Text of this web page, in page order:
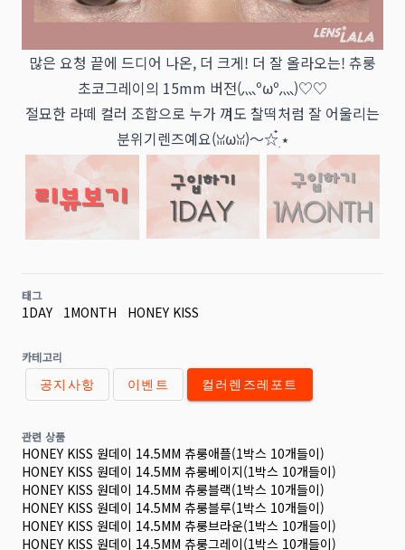
많은 요청 끝에 드디어 나온, 더 크게! 더 잘 올라오는! 츄룽
초코그레이의 15mm 버전(灬ºωº灬)♡♡
절묘한 라떼 컬러 조합으로 누가 껴도 찰떡처럼 잘 어울리는
분위기렌즈예요(ꈍωꈍ)〜☆๋࣭ ⭑
태그
1DAY 1MONTH HONEY KISS
카테고리
공지사항 이벤트 컬러렌즈레포트
관련 상품
HONEY KISS 원데이 14.5MM 츄룽애플(1박스 10개들이)
HONEY KISS 원데이 14.5MM 츄룽베이지(1박스 10개들이)
HONEY KISS 원데이 14.5MM 츄룽블랙(1박스 10개들이)
HONEY KISS 원데이 14.5MM 츄룽블루(1박스 10개들이)
HONEY KISS 원데이 14.5MM 츄룽브라운(1박스 10개들이)
HONEY KISS 원데이 14.5MM 츄룽그레이(1박스 10개들이)